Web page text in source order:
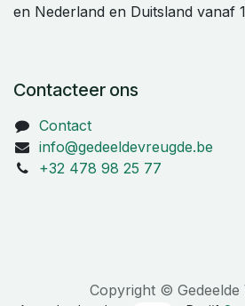
en Nederland en Duitsland vanaf
Contacteer ons
Contact
info@gedeeldevreugde.be
+32 478 98 25 77
Copyright © Gedeelde